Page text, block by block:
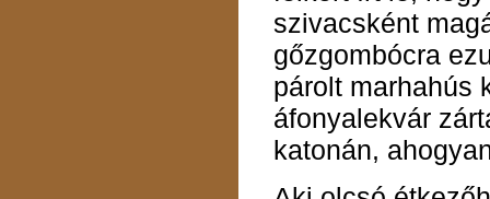
szivacsként
gőzgombócra
párolt marhahús
áfonyalekvár
katonán,